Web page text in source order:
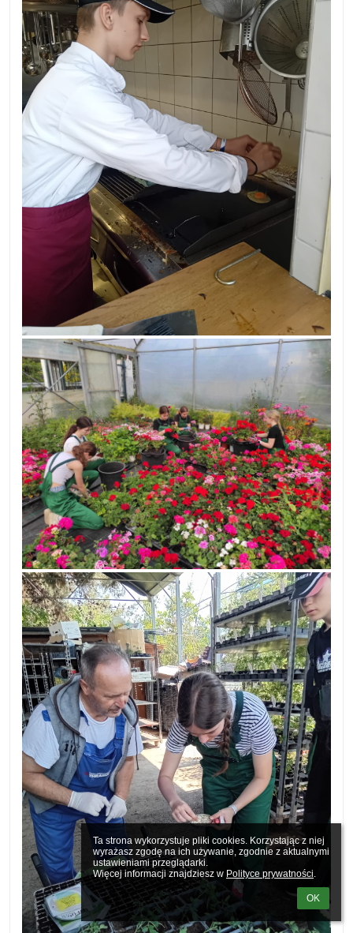
Ta strona wykorzystuje pliki cookies. Korzystając z niej
wyrażasz zgodę na ich używanie, zgodnie z aktualnymi
ustawieniami przeglądarki.
Więcej informacji znajdziesz w Polityce prywatności.
OK